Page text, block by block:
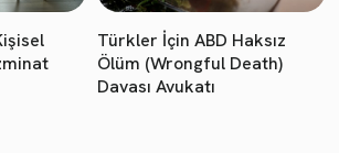
Türkler İçin ABD Haksız
Ölüm (Wrongful Death)
Davası Avukatı